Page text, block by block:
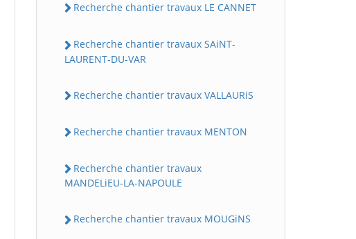
Recherche chantier travaux LE CANNET
Recherche chantier travaux SAiNT-
LAURENT-DU-VAR
Recherche chantier travaux VALLAURiS
Recherche chantier travaux MENTON
Recherche chantier travaux
MANDELiEU-LA-NAPOULE
Recherche chantier travaux MOUGiNS